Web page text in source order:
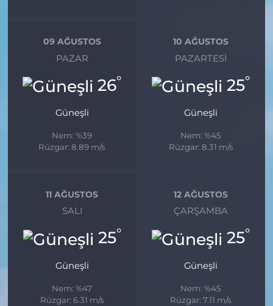
09 AĞUSTOS
PAZAR
26°
Güneşli
Nem: %39
Rüzgar: 8.89 m/s
10 AĞUSTOS
PAZARTESI
25°
Güneşli
Nem: %45
Rüzgar: 8.31 m/s
11 AĞUSTOS
SALI
25°
Güneşli
Nem: %47
Rüzgar: 6.31 m/s
12 AĞUSTOS
ÇARŞAMBA
25°
Güneşli
Nem: %45
Rüzgar: 7.11 m/s